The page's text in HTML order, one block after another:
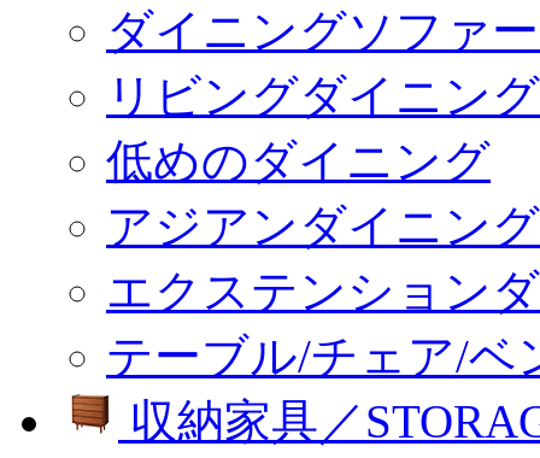
ダイニングソファ
リビングダイニン
低めのダイニング
アジアンダイニング
エクステンション
テーブル/チェア/ベ
収納家具／